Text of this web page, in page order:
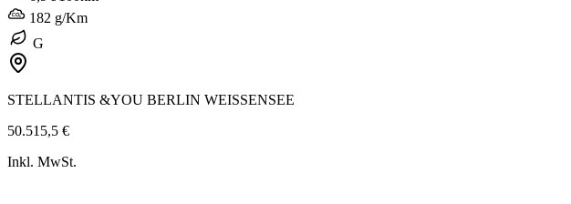
182 g/Km
G
STELLANTIS &YOU BERLIN WEISSENSEE
50.515,5 €
Inkl. MwSt.